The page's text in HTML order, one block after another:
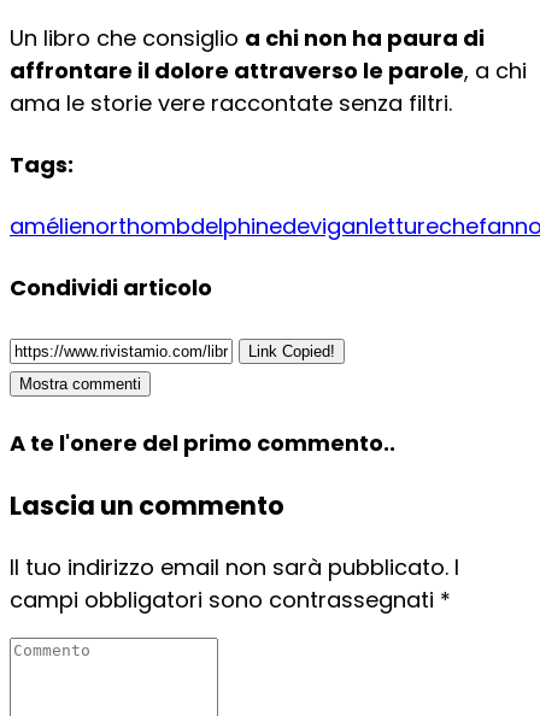
Un libro che consiglio a chi non ha paura di
affrontare il dolore attraverso le parole, a chi
ama le storie vere raccontate senza filtri.
Tags:
amélienorthombdelphinedevigan
Condividi articolo
Link Copied!
Mostra commenti
A te l'onere del primo commento..
Lascia un commento
Il tuo indirizzo email non sarà pubblicato. I
campi obbligatori sono contrassegnati *